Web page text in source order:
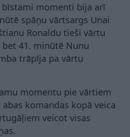
bīstami momenti bija arī
spāņu vārtsargs Unai
Ronaldu tieši vārtu
41. minūtē Nunu
trāpīja pa vārtu
momentu pie vārtiem
komandas kopā veica
veicot visas